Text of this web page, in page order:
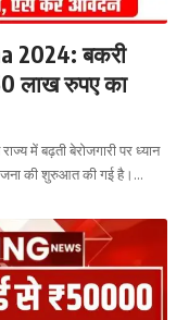
2024: बकरी
लाख रुपए का
में बढ़ती बेरोजगारी पर ध्यान
की शुरुआत की गई है।…